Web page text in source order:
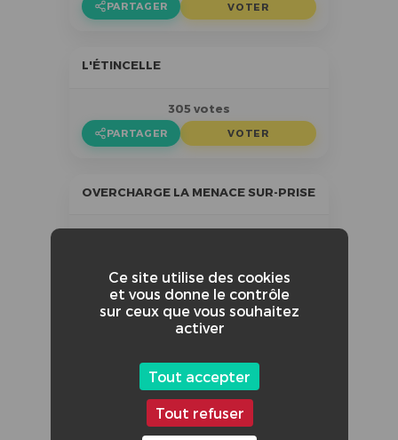
PARTAGER VOTER
L'ÉTINCELLE
305 votes
PARTAGER VOTER
OVERCHARGE LA MENACE SUR-PRISE
LE DANGER DU CHAT AU LITHIUM ION
25 votes
PARTAGER VOTER
Ce site utilise des cookies
et vous donne le contrôle
sur ceux que vous souhaitez
activer
Tout accepter
Tout refuser